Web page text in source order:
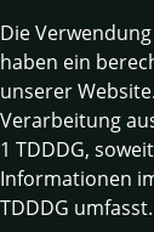
Die
haben ein
unserer
Verarbeitung
1 TDDDG,
Informationen
TDDDG